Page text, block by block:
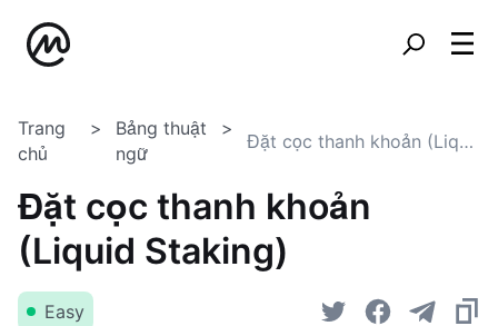
Trang
chủ
Bảng thuật
ngữ
Đặt cọc thanh khoản (Liquid Staking)
Đặt cọc thanh khoản
(Liquid Staking)
Easy